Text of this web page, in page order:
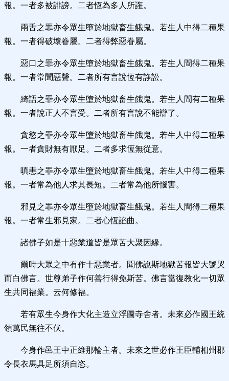
報。一者多被誹謗。二者恆為多人所誑。
兩舌之罪亦令眾生墮於地獄畜生餓鬼。若生人中得二種果
報。一者得破壞眷屬。二者得弊惡眷屬。
惡口之罪亦令眾生墮於地獄畜生餓鬼。若生人間得二種果
報。一者常聞惡聲。二者所有言說恆有諍訟。
綺語之罪亦令眾生墮於地獄畜生餓鬼。若生人間有二種果
報。一者說正人不言受。二者所有言說不能辯了。
貪慾之罪亦令眾生墮於地獄畜生餓鬼。若生人中得二種果
報。一者貪財無有厭足。二者多求恆無從意。
嗔恚之罪亦令眾生墮於地獄畜生餓鬼。若生人中得二種果
報。一者常為他人求其長短。二者常為他所惱害。
邪見之罪亦令眾生墮於地獄畜生餓鬼。若生人間得二種果
報。一者常生邪見家。二者心恆諂曲。
諸佛子如是十惡業道皆是眾苦大聚因緣。
爾時大眾之中有作十惡業者。聞佛說斯地獄苦報皆大號哭
而白佛言。世尊弟子作何善行得免斯苦。佛言當復教化一切眾
生共同福業。云何修福。
若有眾生今身作大化主造立浮圖寺舍者。未來必作國王統
領萬民無往不伏。
今身作邑王中正維那輪主者。未來之世必作王臣輔相州郡
令長衣馬具足所須自恣。